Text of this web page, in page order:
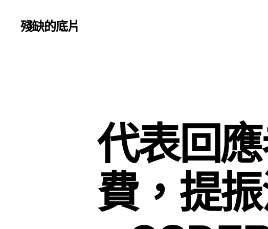
殘缺的底片
代表回
費，提